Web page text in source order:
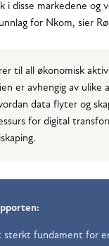
i disse markedene og
for Nkom, sier
til all økonomisk
er avhengig av ulike
data flyter og
for digital
sterkt fundament for